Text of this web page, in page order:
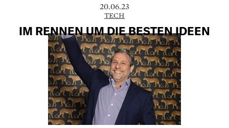
20.06.23
TECH
IM RENNEN UM DIE BESTEN IDEEN